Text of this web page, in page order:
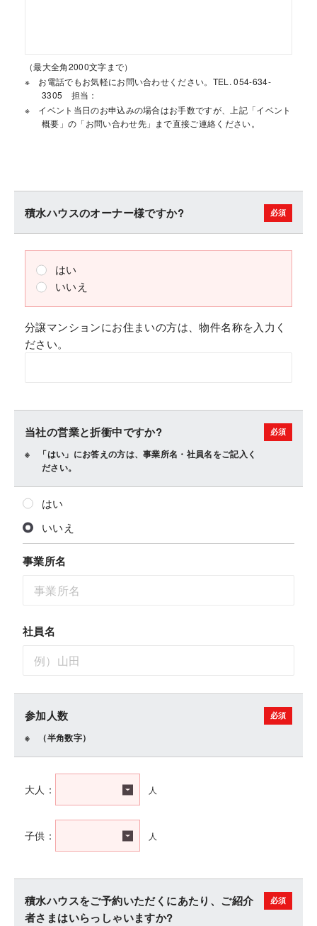
（最大全角2000文字まで）
お電話でもお気軽にお問い合わせください。TEL. 054-634-
3305 担当：
イベント当日のお申込みの場合はお手数ですが、上記「イベント
概要」の「お問い合わせ先」まで直接ご連絡ください。
積水ハウスのオーナー様ですか?
はい
いいえ
分譲マンションにお住まいの方は、物件名称を入力く
ださい。
当社の営業と折衝中ですか?
「はい」にお答えの方は、事業所名・社員名をご記入く
ださい。
はい
いいえ
事業所名
社員名
参加人数
（半角数字）
大人： 人
子供： 人
積水ハウスをご予約いただくにあたり、ご紹介
者さまはいらっしゃいますか?